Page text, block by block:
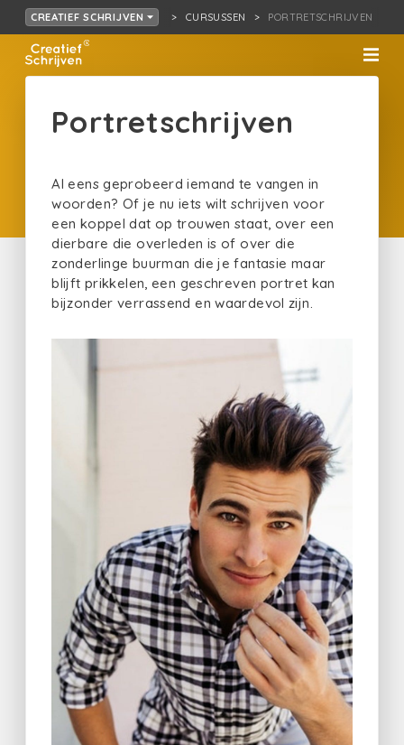
CREATIEF SCHRIJVEN CURSUSSEN PORTRETSCHRIJVEN
Portretschrijven
Al eens geprobeerd iemand te vangen in
woorden? Of je nu iets wilt schrijven voor
een koppel dat op trouwen staat, over een
dierbare die overleden is of over die
zonderlinge buurman die je fantasie maar
blijft prikkelen, een geschreven portret kan
bijzonder verrassend en waardevol zijn.